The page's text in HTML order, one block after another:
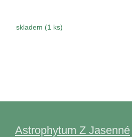
skladem (1 ks)
Astrophytum Z Jasenné